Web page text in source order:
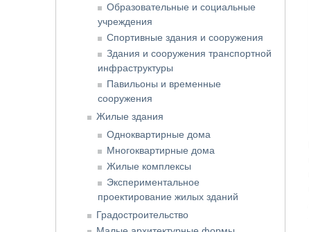
Образовательные и социальные
учреждения
Спортивные здания и сооружения
Здания и сооружения транспортной
инфраструктуры
Павильоны и временные
сооружения
Жилые здания
Одноквартирные дома
Многоквартирные дома
Жилые комплексы
Экспериментальное
проектирование жилых зданий
Градостроительство